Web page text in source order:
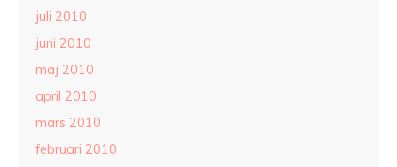
juli 2010
juni 2010
maj 2010
april 2010
mars 2010
februari 2010